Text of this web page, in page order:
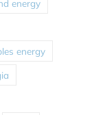
energy
energy